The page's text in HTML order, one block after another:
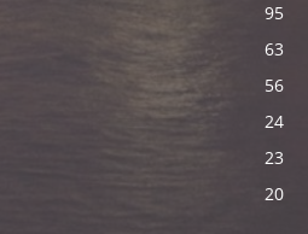
95
63
56
24
23
20